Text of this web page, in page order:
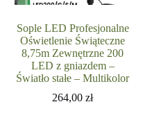
Sople LED Profesjonalne
Oświetlenie Świąteczne
8,75m Zewnętrzne 200
LED z gniazdem –
Światło stałe – Multikolor
264,00zł